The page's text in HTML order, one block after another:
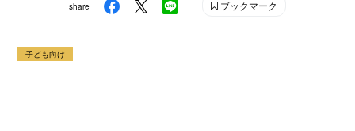
share ブックマーク
子ども向け